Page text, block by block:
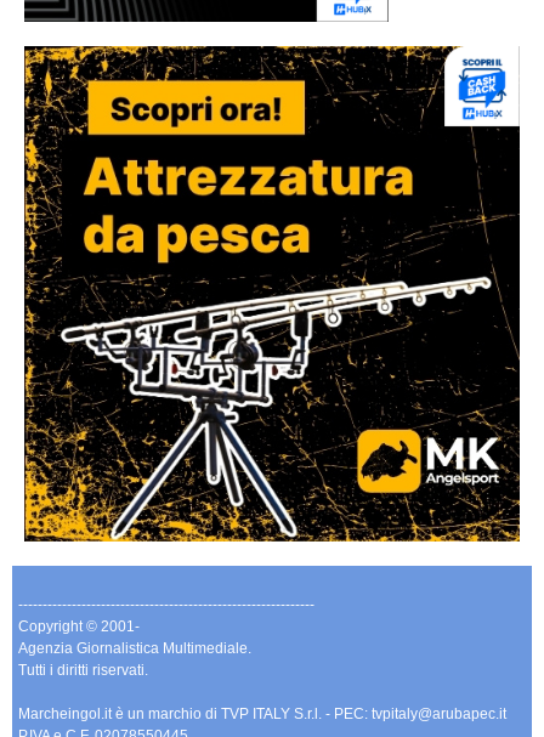
-------------------------------------------------------------
Copyright © 2001-
Agenzia Giornalistica Multimediale.
Tutti i diritti riservati.
Marcheingol.it è un marchio di TVP ITALY S.r.l. - PEC: tvpitaly@arubapec.it